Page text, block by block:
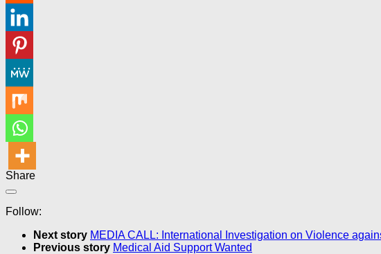
Share
Follow:
Next story MEDIA CALL: International Investigation on Violence
Previous story Medical Aid Support Wanted